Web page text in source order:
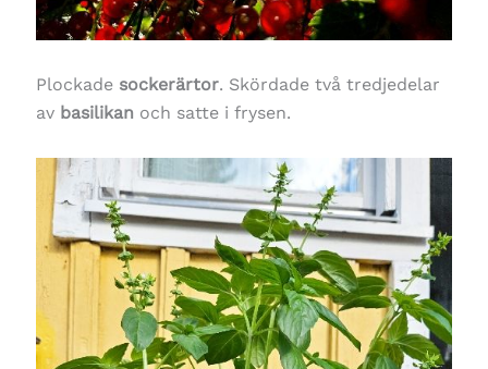
Plockade sockerärtor. Skördade två tredjedelar
av basilikan och satte i frysen.